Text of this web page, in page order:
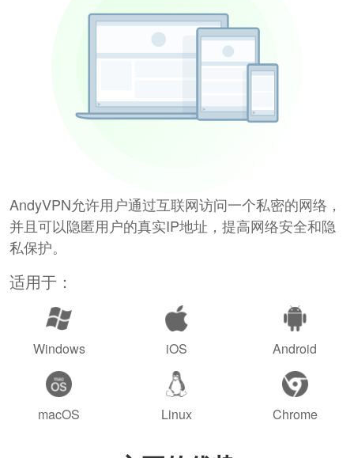
AndyVPN允许用户通过互联网访问一个私密的网络，
并且可以隐匿用户的真实IP地址，提高网络安全和隐
私保护。
适用于：
Windows iOS Android
macOS Linux Chrome